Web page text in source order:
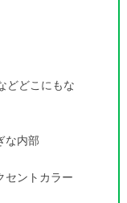
どどこにもな
な内部
セントカラー